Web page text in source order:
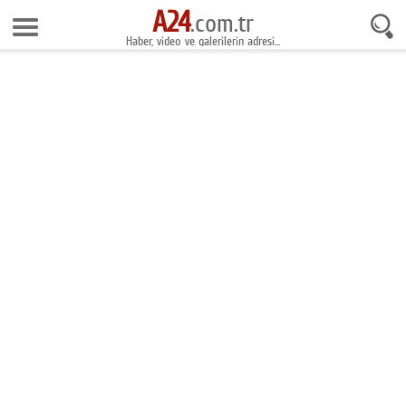
7 Ağustos 2026 15:26:10
Anasayfa
A24.com.tr
Haber, video ve galerilerin adresi...